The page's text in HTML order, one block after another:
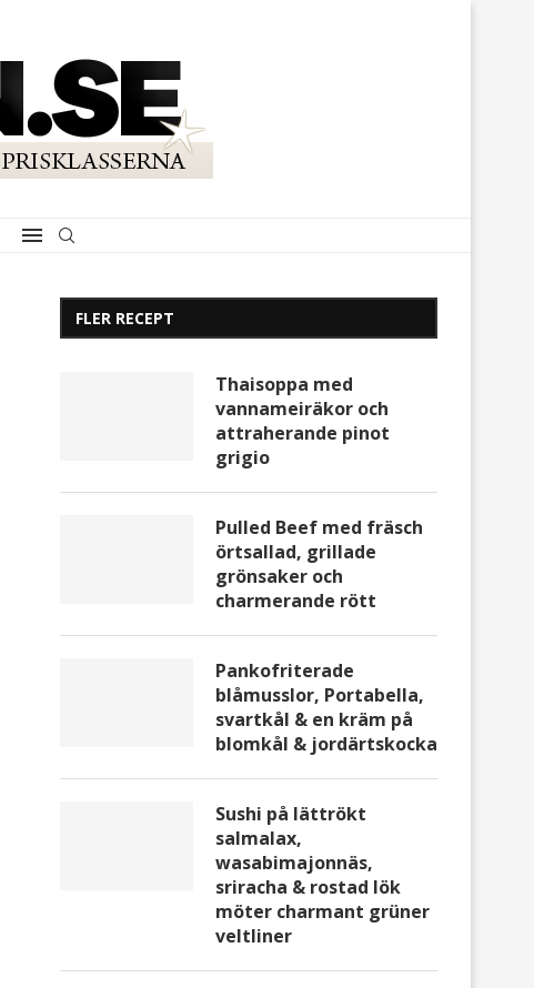
FLER RECEPT
Thaisoppa med
vannameiräkor och
attraherande pinot
grigio
Pulled Beef med fräsch
örtsallad, grillade
grönsaker och
charmerande rött
Pankofriterade
blåmusslor, Portabella,
svartkål & en kräm på
blomkål & jordärtskocka
Sushi på lättrökt
salmalax,
wasabimajonnäs,
sriracha & rostad lök
möter charmant grüner
veltliner